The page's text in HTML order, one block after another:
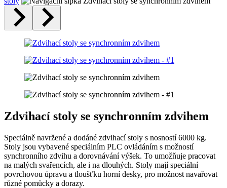
Zdvihací stoly se synchronním zdvihem
Speciálně navržené a dodáné zdvihací stoly s nosností 6000 kg.
Stoly jsou vybavené speciálním PLC ovládáním s možností
synchronního zdvihu a dorovnávání výšek. To umožňuje pracovat
na malých svařencích, ale i na dlouhých. Stoly mají speciální
povrchovou úpravu a tloušťku horní desky, pro možnost navařovat
různé pomůcky a dorazy.